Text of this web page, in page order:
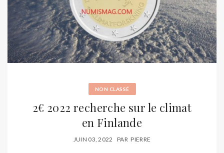
NON CLASSÉ
2€ 2022 recherche sur le climat
en Finlande
JUIN 03, 2022 PAR PIERRE